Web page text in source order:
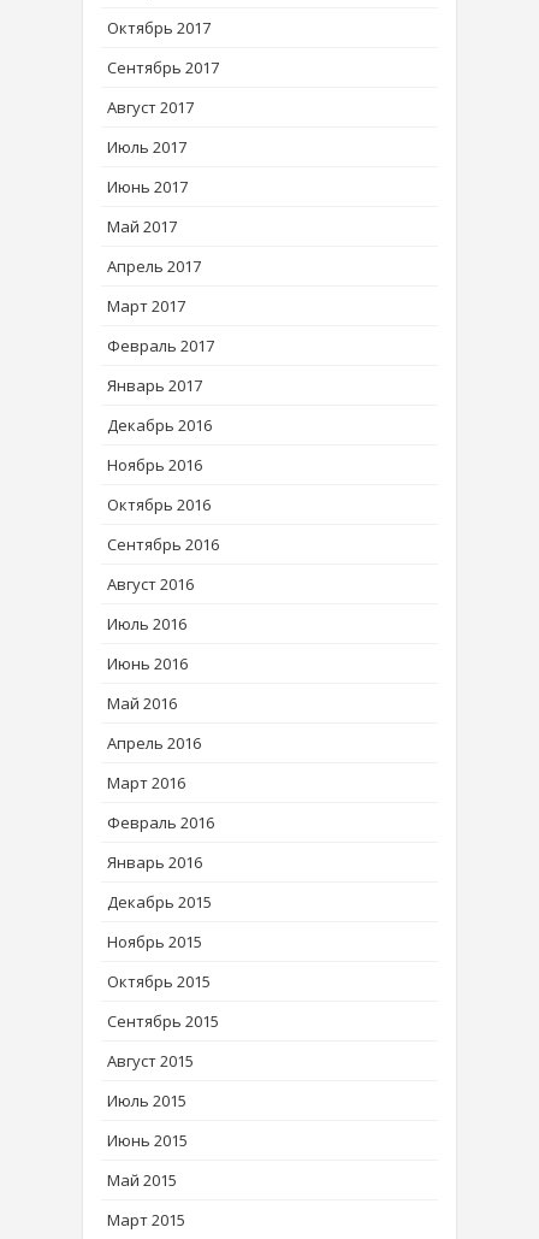
Октябрь 2017
Сентябрь 2017
Август 2017
Июль 2017
Июнь 2017
Май 2017
Апрель 2017
Март 2017
Февраль 2017
Январь 2017
Декабрь 2016
Ноябрь 2016
Октябрь 2016
Сентябрь 2016
Август 2016
Июль 2016
Июнь 2016
Май 2016
Апрель 2016
Март 2016
Февраль 2016
Январь 2016
Декабрь 2015
Ноябрь 2015
Октябрь 2015
Сентябрь 2015
Август 2015
Июль 2015
Июнь 2015
Май 2015
Март 2015